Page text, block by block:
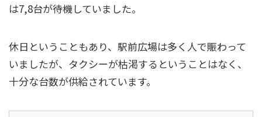
は7,8台が待機していました。
休日ということもあり、駅前広場は多く人で賑わって
いましたが、タクシーが枯渇するということはなく、
十分な台数が供給されています。